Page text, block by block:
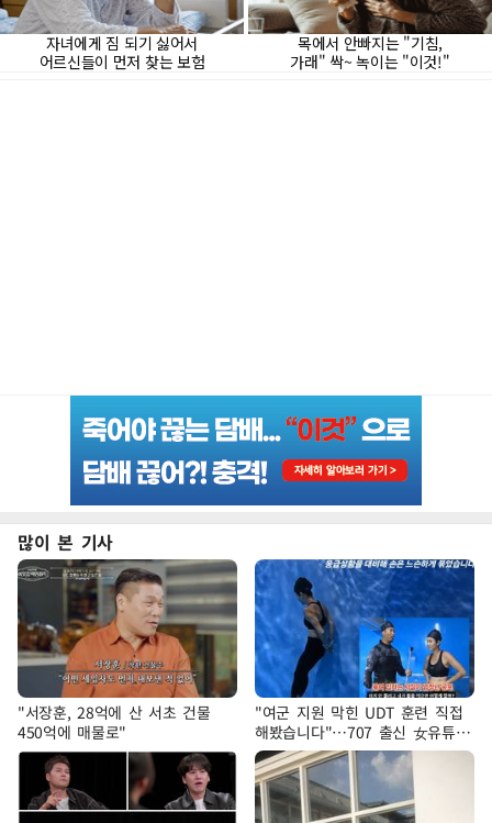
많이 본 기사
"서장훈, 28억에 산 서초 건물
450억에 매물로"
"여군 지원 막힌 UDT 훈련 직접
해봤습니다"…707 출신 女유튜버
'완벽 소화'